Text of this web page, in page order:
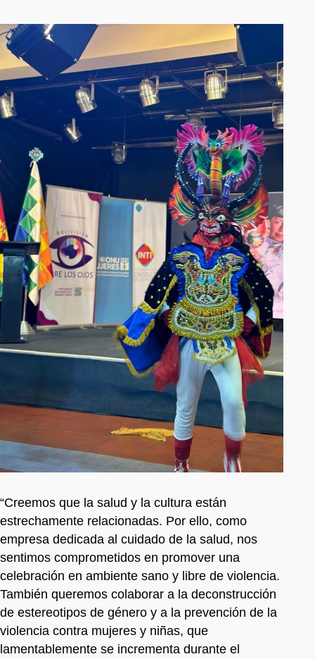
“Creemos que la salud y la cultura están
estrechamente relacionadas. Por ello, como
empresa dedicada al cuidado de la salud, nos
sentimos comprometidos en promover una
celebración en ambiente sano y libre de violencia.
También queremos colaborar a la deconstrucción
de estereotipos de género y a la prevención de la
violencia contra mujeres y niñas, que
lamentablemente se incrementa durante el